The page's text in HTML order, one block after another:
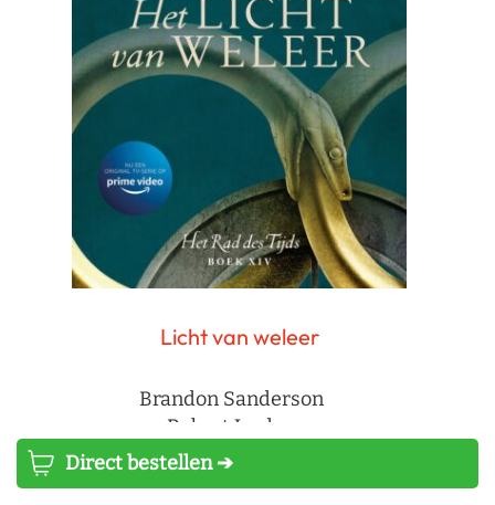
Direct bestellen ➔
Licht van weleer
Brandon Sanderson
Robert Jordan